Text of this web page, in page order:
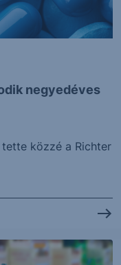
negyedéves
közzé a Richter